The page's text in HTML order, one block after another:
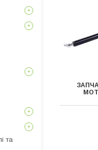
та